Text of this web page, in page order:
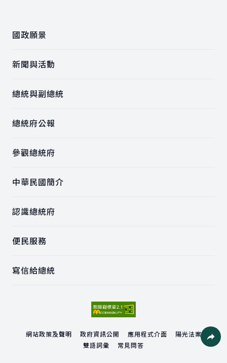
國政願景
新聞與活動
總統與副總統
總統府公報
參觀總統府
中華民國簡介
認識總統府
便民服務
寫信給總統
網站政策及聲明 政府資訊公開 應用程式介面
陽光法案
雙語詞彙
常見問答